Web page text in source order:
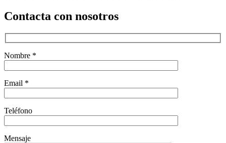
Contacta con nosotros
Nombre *
Email *
Teléfono
Mensaje